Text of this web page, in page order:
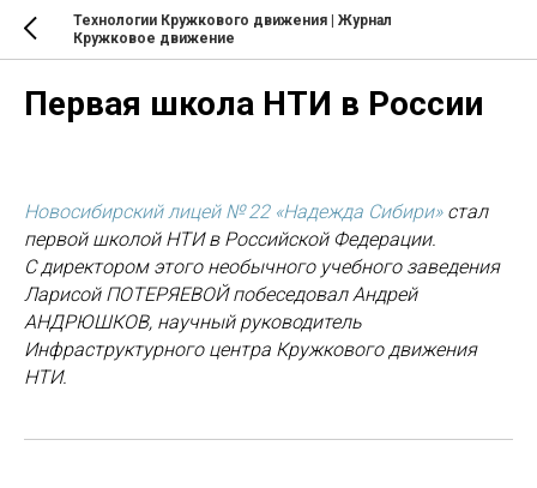
Технологии Кружкового движения | Журнал
Кружковое движение
Первая школа НТИ в России
Новосибирский лицей № 22 «Надежда Сибири»стал
первой школой НТИ в Российской Федерации.
С директором этого необычного учебного заведения
Ларисой ПОТЕРЯЕВОЙ побеседовал Андрей
АНДРЮШКОВ, научный руководитель
Инфраструктурного центра Кружкового движения
НТИ.